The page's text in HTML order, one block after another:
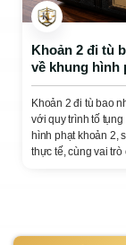
Khoản 2 đi tù
về khung hình
Khoản 2 đi tù bao
với quy trình tố
hình phạt khoản 2,
thực tế, cùng vai trò